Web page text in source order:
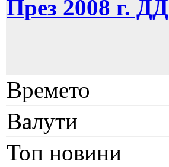
През 2008 г.
Времето
Валути
Топ новини